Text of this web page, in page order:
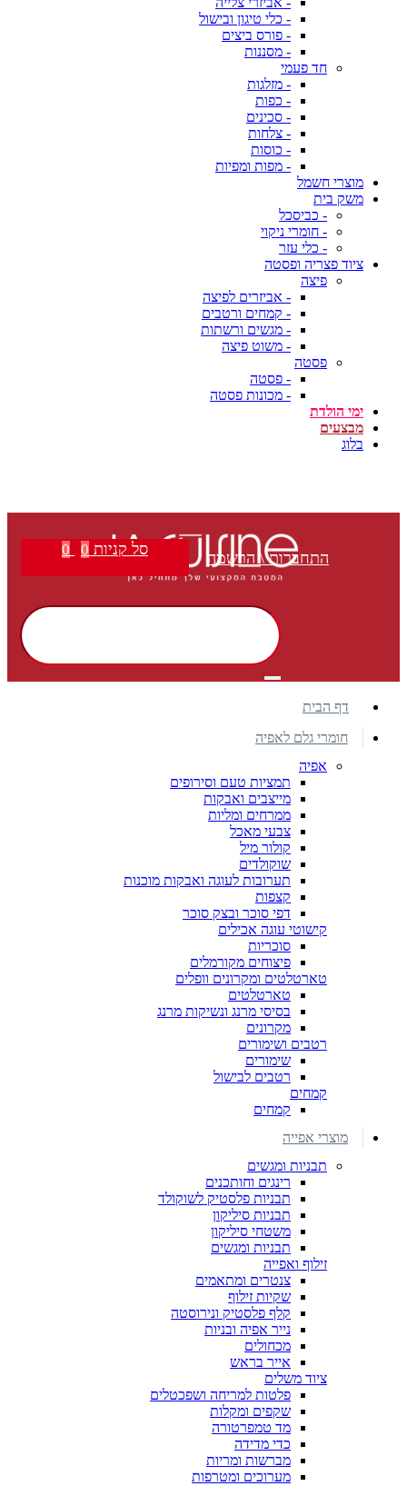
- כלי טיגון ובישול
- פורס ביצים
- מסננות
חד פעמי
- מזלגות
- כפות
- סכינים
- צלחות
- כוסות
- מפות ומפיות
מוצרי חשמל
משק בית
- כביסכל
- חומרי ניקוי
- כלי עזר
ציוד פצריה ופסטה
פיצה
- אביזרים לפיצה
- קמחים ורטבים
- מגשים ורשתות
- משוט פיצה
פסטה
- פסטה
- מכונות פסטה
ימי הולדת
מבצעים
בלוג
התחברות \ הרשמה סל קניות 0
0
דף הבית
חומרי גלם לאפיה
אפיה
תמציות טעם וסירופים
מייצבים ואבקות
ממרחים ומליות
צבעי מאכל
קולור מיל
שוקולדים
תערובות לעוגה ואבקות מוכנות
קצפות
דפי סוכר ובצק סוכר
קישוטי עוגה אכילים
סוכריות
פיצוחים מקורמלים
טארטלטים ומקרונים וופלים
טארטלטים
בסיסי מרנג ונשיקות מרנג
מקרונים
רטבים ושימורים
שימורים
רטבים לבישול
קמחים
קמחים
מוצרי אפייה
תבניות ומגשים
רינגים וחותכנים
תבניות פלסטיק לשוקולד
תבניות סיליקון
משטחי סיליקון
תבניות ומגשים
זילוף ואפייה
צנטרים ומתאמים
שקיות זילוף
קלף פלסטיק ונירוסטה
נייר אפיה ובניות
מכחולים
אייר בראש
ציוד משלים
פלטות למריחה ושפכטלים
שקפים ומקלות
מד טמפרטורה
כדי מדידה
מברשות ומריות
מערוכים ומטרפות